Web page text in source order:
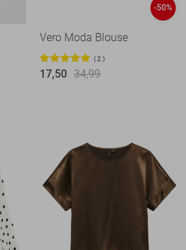
-50%
Vero Moda Blouse
2
17,50 34,99